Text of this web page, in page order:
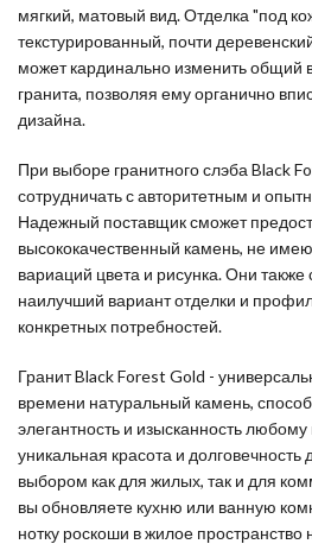
мягкий, матовый вид. Отделка "под
текстурированный, почти
может кардинально изменить общий
гранита, позволяя ему органично
дизайна.
При выборе гранитного слэба Black
сотрудничать с авторитетным и
Надежный поставщик сможет
высококачественный камень, не
вариаций цвета и рисунка. Они также
наилучший вариант отделки и
конкретных потребностей.
Гранит Black Forest Gold -
времени натуральный камень,
элегантность и изысканность
уникальная красота и
выбором как для жилых, так и для
вы обновляете кухню или ванную
нотку роскоши в жилое пространство